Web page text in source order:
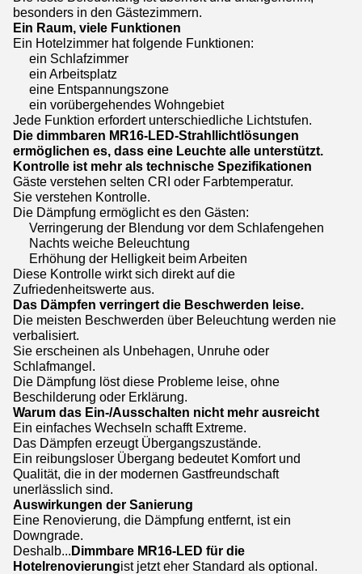
besonders in den Gästezimmern.
Ein Raum, viele Funktionen
Ein Hotelzimmer hat folgende Funktionen:
ein Schlafzimmer
ein Arbeitsplatz
eine Entspannungszone
ein vorübergehendes Wohngebiet
Jede Funktion erfordert unterschiedliche Lichtstufen.
Die dimmbaren MR16-LED-Strahllichtlösungen
ermöglichen es, dass eine Leuchte alle unterstützt.
Kontrolle ist mehr als technische Spezifikationen
Gäste verstehen selten CRI oder Farbtemperatur.
Sie verstehen Kontrolle.
Die Dämpfung ermöglicht es den Gästen:
Verringerung der Blendung vor dem Schlafengehen
Nachts weiche Beleuchtung
Erhöhung der Helligkeit beim Arbeiten
Diese Kontrolle wirkt sich direkt auf die
Zufriedenheitswerte aus.
Das Dämpfen verringert die Beschwerden leise.
Die meisten Beschwerden über Beleuchtung werden nie
verbalisiert.
Sie erscheinen als Unbehagen, Unruhe oder
Schlafmangel.
Die Dämpfung löst diese Probleme leise, ohne
Beschilderung oder Erklärung.
Warum das Ein-/Ausschalten nicht mehr ausreicht
Ein einfaches Wechseln schafft Extreme.
Das Dämpfen erzeugt Übergangszustände.
Ein reibungsloser Übergang bedeutet Komfort und
Qualität, die in der modernen Gastfreundschaft
unerlässlich sind.
Auswirkungen der Sanierung
Eine Renovierung, die Dämpfung entfernt, ist ein
Downgrade.
Deshalb...Dimmbare MR16-LED für die
Hotelrenovierungist jetzt eher Standard als optional.